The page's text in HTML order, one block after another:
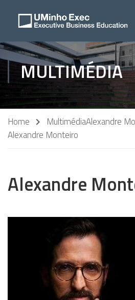
MULTIMÉDIA
Home MultimédiaAlexandre
Alexandre Monteiro
Alexandre